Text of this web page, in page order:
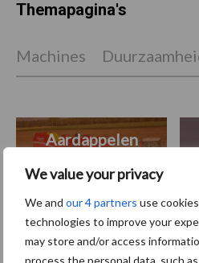
We value your privacy
We and our 4 partners use
technologies to improve your
may store and/or access
process the personal data, such
Themapagina's
Machines
Aardappelen
oogsten
Toon